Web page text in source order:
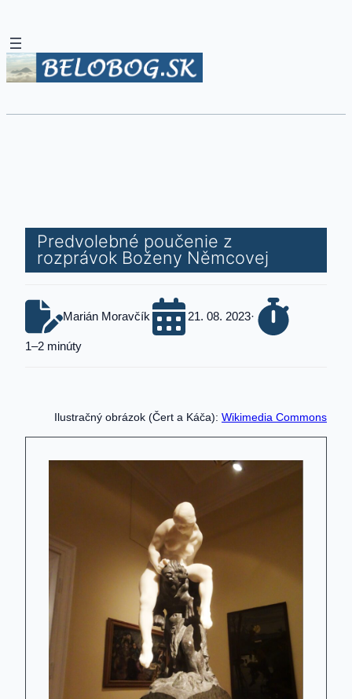
Predvolebné poučenie z
rozprávok Boženy Němcovej
Marián Moravčík 21. 08. 2023·
1–2 minúty
Ilustračný obrázok (Čert a Káča): Wikimedia Commons